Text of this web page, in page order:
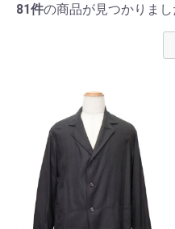
81件の商品が見つかりまし